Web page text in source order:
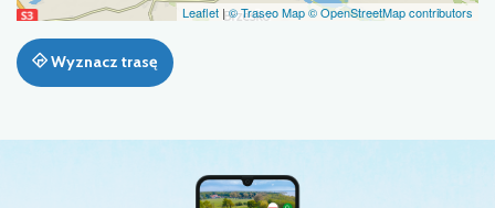
Leaflet |© Traseo Map© OpenStreetMap contributors
Wyznacz trasę